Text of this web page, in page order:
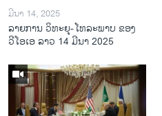
ມີນາ 14, 2025
ລາຍການ ວິທະຍຸ-ໂທລະພາບ ຂອງ
ວີໂອເອ ລາວ 14 ມີນາ 2025